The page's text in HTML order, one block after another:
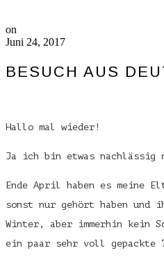
on
Juni 24, 2017
BESUCH AUS
Hallo mal wieder!
Ja ich bin etwas nachlässig
Ende April haben es meine
sonst nur gehört haben und
Winter, aber immerhin kein
ein paar sehr voll gepackte